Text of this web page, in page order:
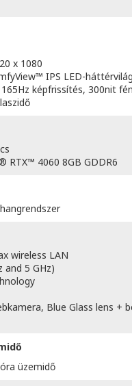
x 1080
IPS LED-
képfrissítés, 300nit
RTX™ 4060 8GB GDDR6
wireless LAN
and 5 GHz)
Blue Glass lens +
üzemidő